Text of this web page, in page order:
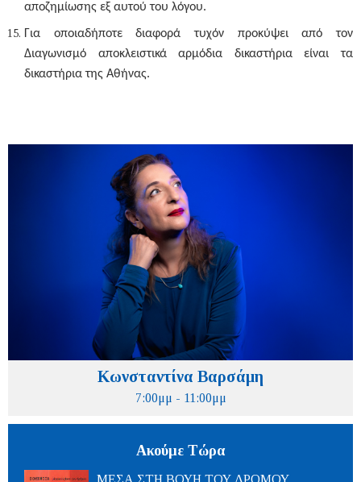
αποζημίωσης εξ αυτού του λόγου.
Για οποιαδήποτε διαφορά τυχόν προκύψει από τον
Διαγωνισμό αποκλειστικά αρμόδια δικαστήρια είναι τα
δικαστήρια της Αθήνας.
Κωνσταντίνα Βαρσάμη
7:00μμ - 11:00μμ
Ακούμε Τώρα
ΜΕΣΑ ΣΤΗ ΒΟΥΗ ΤΟΥ ΔΡΟΜΟΥ